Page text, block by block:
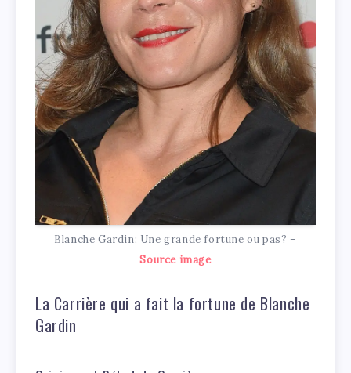
Blanche Gardin: Une grande fortune ou pas? –
Source image
La Carrière qui a fait la fortune de Blanche
Gardin